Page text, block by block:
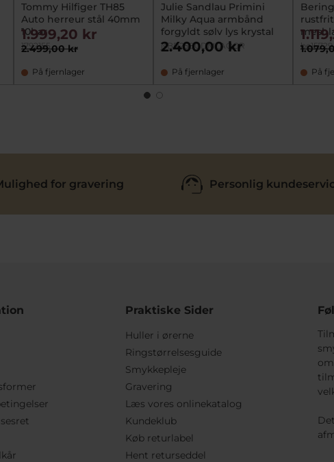
Tommy Hilfiger TH85
Auto herreur stål 40mm
10bar
1792155
2.499,00 kr
1.999,20 kr
På fjernlager
Julie Sandlau Primini
Milky Aqua armbånd
forgyldt sølv lys krystal
jsBR258GDMLAQCR
2.400,00 kr
På fjernlager På
for gravering Personlig
Praktiske Sider
Huller i ørerne
Ringstørrelsesguide
Smykkepleje
Gravering
Læs vores onlinekatalog
Kundeklub
Køb returlabel
Hent returseddel